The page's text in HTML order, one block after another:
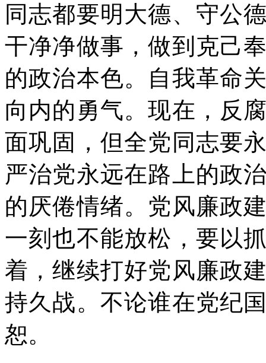
同志都要明大德、守公
干净净做事，做到克己
的政治本色。自我革命
向内的勇气。现在，反
面巩固，但全党同志要
严治党永远在路上的政
的厌倦情绪。党风廉政
一刻也不能放松，要以
着，继续打好党风廉政
持久战。不论谁在党纪
恕。